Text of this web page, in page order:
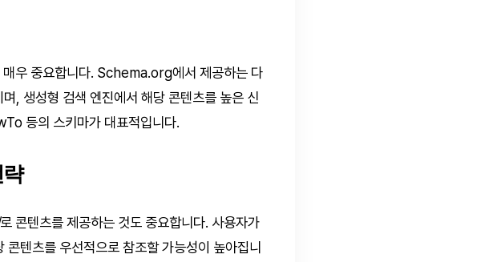
매우 중요합니다. Schema.org에서 제공하는 다
, 생성형 검색 엔진에서 해당 콘텐츠를 높은 신
등의 스키마가 대표적입니다.
로 콘텐츠를 제공하는 것도 중요합니다. 사용자가
텐츠를 우선적으로 참조할 가능성이 높아집니